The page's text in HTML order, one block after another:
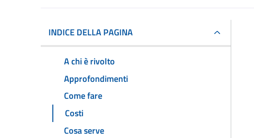
INDICE DELLA PAGINA
A chi è rivolto
Approfondimenti
Come fare
Costi
Cosa serve